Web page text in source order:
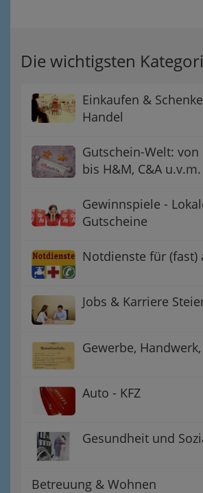
Die wichtigsten
Einkaufen &
Handel
Gutschein-Welt: von
bis H&M, C&A u.v.m.
Gewinnspiele -
Gutscheine
Notdienste für (fast)
Jobs & Karriere
Gewerbe,
Auto - KFZ
Gesundheit und
Betreuung & Wohnen